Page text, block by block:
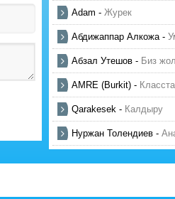
Adam - Журек
Абдижаппар Алкожа-
Абзал Утешов - Биз
AMRE (Burkit) -
Qarakesek - Калдыру
Нуржан Толендиев -